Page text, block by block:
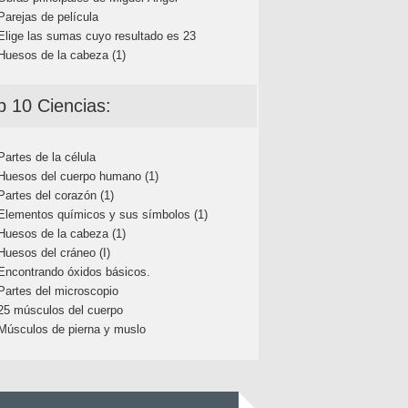
de película
las sumas cuyo resultado es 23
de la cabeza (1)
10 Ciencias:
de la célula
del cuerpo humano (1)
del corazón (1)
químicos y sus símbolos (1)
de la cabeza (1)
del cráneo (I)
óxidos básicos.
del microscopio
músculos del cuerpo
de pierna y muslo